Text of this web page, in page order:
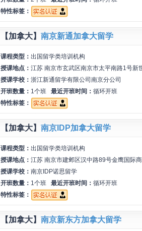
特性标签：
【加拿大】 南京新通加拿大留学
课程类型： 出国留学类培训机构
授课地点： 江苏 南京市玄武区南京市太平南路1号新
授课学校： 浙江新通留学有限公司南京分公司
开班数量： 1个班 最近开班时间： 循环开班
特性标签：
【加拿大】 南京IDP加拿大留学
课程类型： 出国留学类培训机构
授课地点： 江苏 南京市建邺区汉中路89号金鹰国际
授课学校： 南京IDP诺思留学
开班数量： 1个班 最近开班时间： 循环开班
特性标签：
【加拿大】 南京新东方加拿大留学